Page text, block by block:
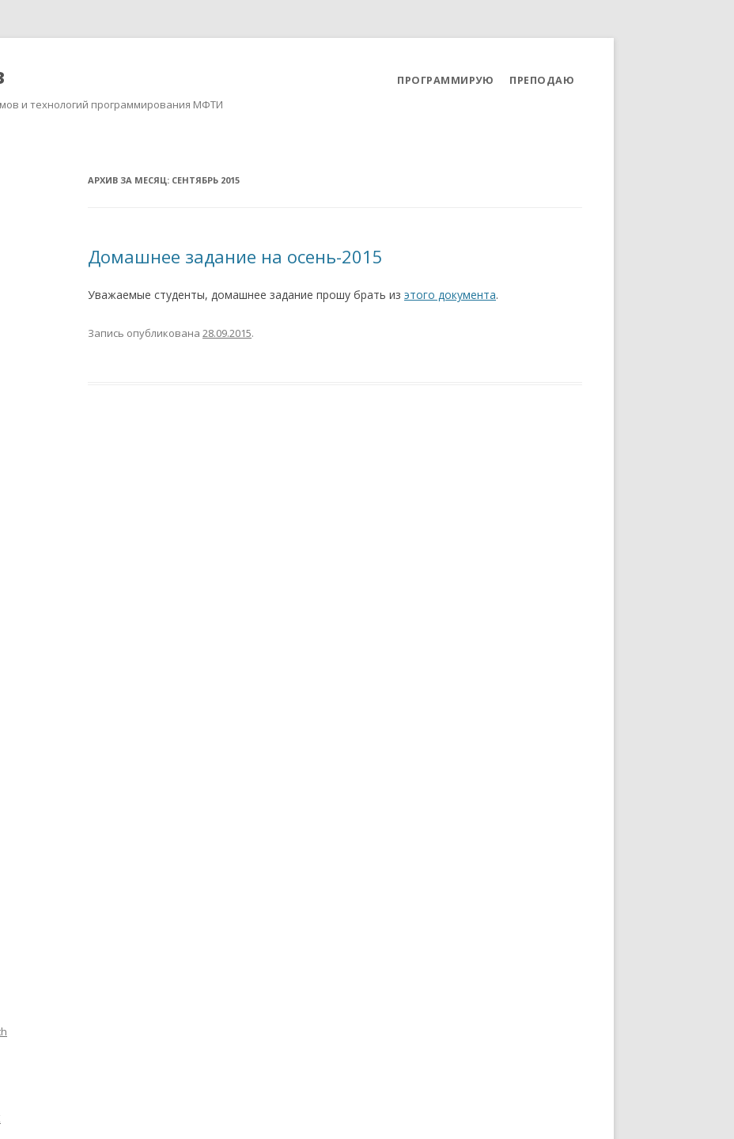
и технологий программирования МФТИ
ПРОГРАММИРУЮ ПРЕПОДАЮ
АРХИВ ЗА МЕСЯЦ: СЕНТЯБРЬ 2015
Домашнее задание на осень-2015
Уважаемые студенты, домашнее задание прошу брать изэтого документа.
Запись опубликована28.09.2015.